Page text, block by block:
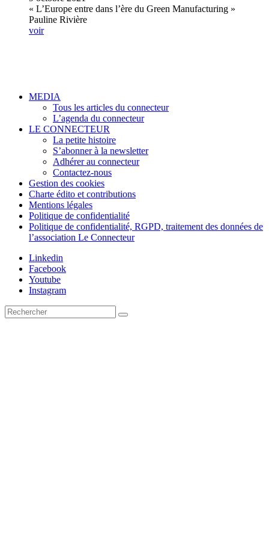
« L’Europe entre dans l’ère du Green Manufacturing »
Pauline Rivière
voir
MEDIA
Tous les articles du connecteur
L’agenda du connecteur
LE CONNECTEUR
La petite histoire
S’abonner à la newsletter
Adhérer au connecteur
Contactez-nous
Gestion des cookies
Charte édito et contributions
Mentions légales
Politique de confidentialité
Politique de confidentialité, RGPD, traitement des données de
l’association Le Connecteur
Linkedin
Facebook
Youtube
Instagram